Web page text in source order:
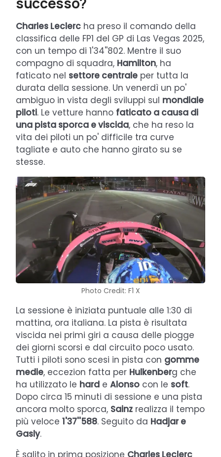
Charles Leclerc ha preso il comando della
classifica delle FP1 del GP di Las Vegas 2025,
con un tempo di 1'34''802. Mentre il suo
compagno di squadra, Hamilton, ha
faticato nel settore centrale per tutta la
durata della sessione. Un venerdì un po'
ambiguo in vista degli sviluppi sul mondiale
piloti. Le vetture hanno faticato a causa di
una pista sporca e viscida, che ha reso la
vita dei piloti un po' difficile tra curve
tagliate e auto che hanno girato su se
stesse.
Photo Credit: F1 X
La sessione è iniziata puntuale alle 1:30 di
mattina, ora italiana. La pista è risultata
viscida nei primi giri a causa delle piogge
dei giorni scorsi e dal circuito poco usato.
Tutti i piloti sono scesi in pista con gomme
medie, eccezion fatta per Hulkenberg che
ha utilizzato le hard e Alonso con le soft.
Dopo circa 15 minuti di sessione e una pista
ancora molto sporca, Sainz realizza il tempo
più veloce 1'37''588. Seguito da Hadjar e
Gasly.
È salito in prima posizione Charles Leclerc